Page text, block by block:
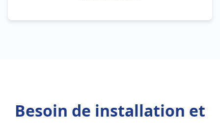
Besoin de installation et